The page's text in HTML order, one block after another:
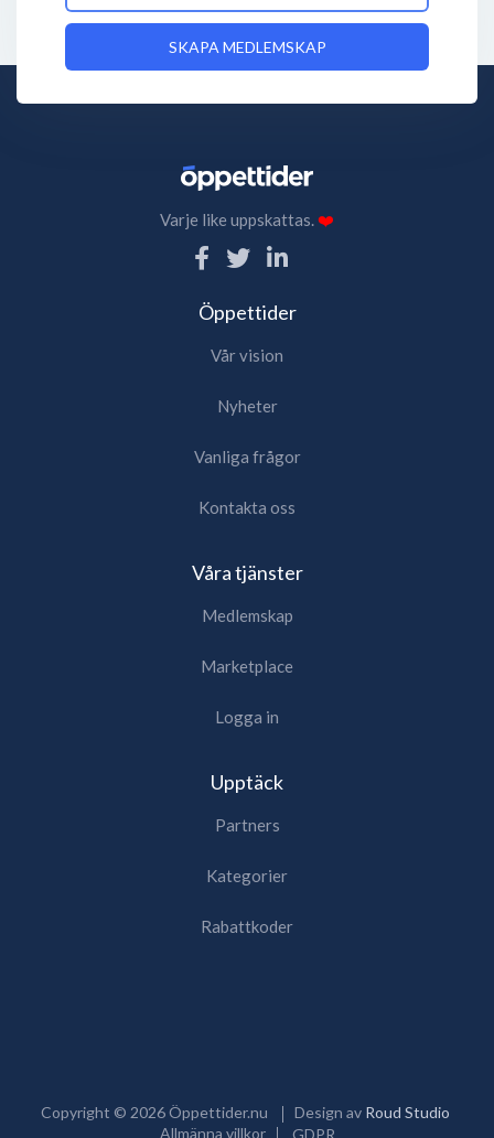
SKAPA MEDLEMSKAP
Varje like uppskattas.❤️
Öppettider
Vår vision
Nyheter
Vanliga frågor
Kontakta oss
Våra tjänster
Medlemskap
Marketplace
Logga in
Upptäck
Partners
Kategorier
Rabattkoder
Copyright © 2026Öppettider.nu Design av Roud Studio
Allmänna villkor
GDPR